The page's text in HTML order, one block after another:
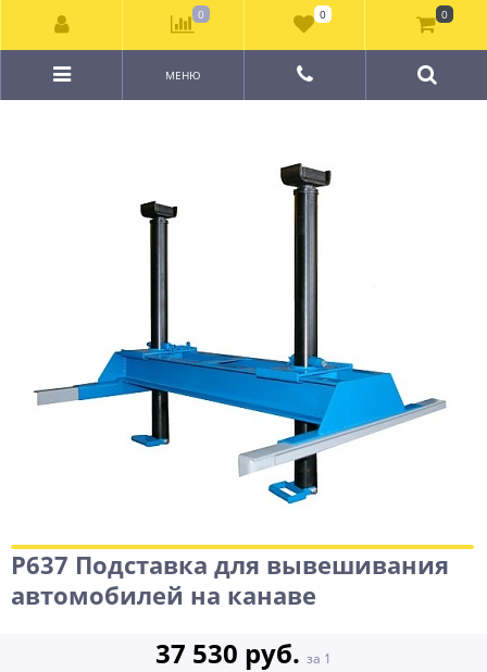
МЕНЮ
Р637 Подставка для вывешивания
автомобилей на канаве
37 530 руб. за 1
0 0 0